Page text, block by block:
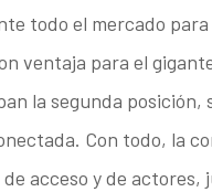
todo el mercado para
ventaja para el
la segunda posición,
Con todo, la
acceso y de actores,